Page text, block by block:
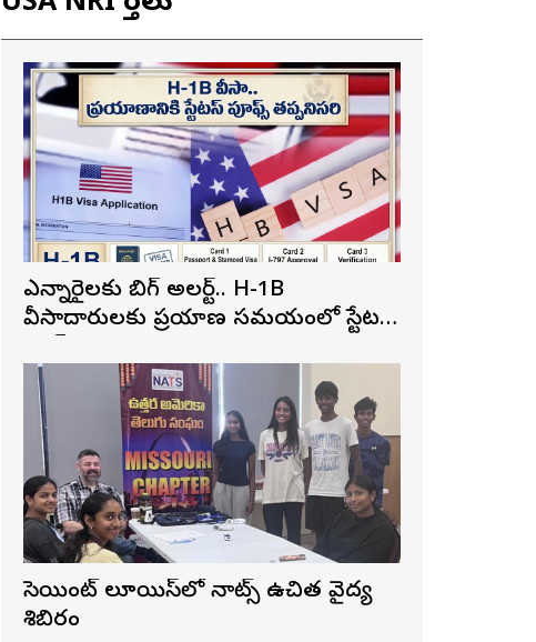
ఎన్నారైలకు బిగ్ అలర్ట్.. H-1B
వీసాదారులకు ప్రయాణ సమయంలో స్టేటస్
సెయింట్ లూయిస్‌లో నాట్స్ ఉచిత వైద్య
శిబిరం